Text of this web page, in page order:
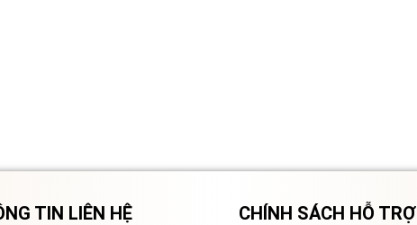
TIN LIÊN HỆ CHÍNH SÁCH HỖ TRỢ